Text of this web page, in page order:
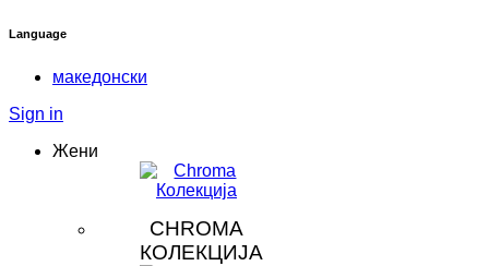
Language
македонски
Sign in
Жени
CHROMA
КОЛЕКЦИЈА